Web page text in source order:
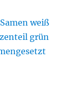
weiß
grün